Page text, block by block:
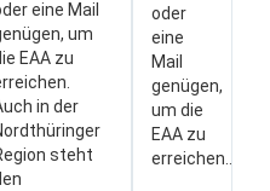
eine Mail
um
EAA zu
in der
steht
oder
eine
Mail
genügen,
um die
EAA zu
erreichen....